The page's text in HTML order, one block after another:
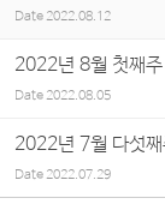
Date 2022.08.12
2022년 8월 첫째
Date2022.08.05
2022년 7월 다섯
Date2022.07.29